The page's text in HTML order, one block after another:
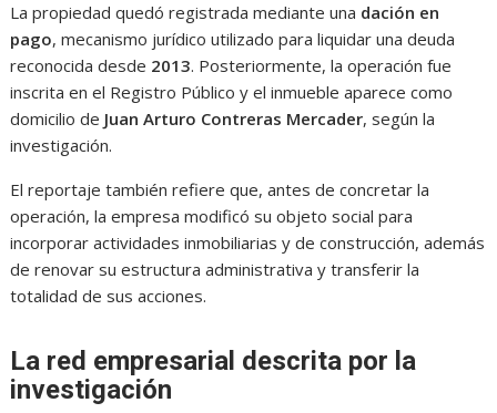
La propiedad quedó registrada mediante una dación en
pago, mecanismo jurídico utilizado para liquidar una deuda
reconocida desde 2013. Posteriormente, la operación fue
inscrita en el Registro Público y el inmueble aparece como
domicilio de Juan Arturo Contreras Mercader, según la
investigación.
El reportaje también refiere que, antes de concretar la
operación, la empresa modificó su objeto social para
incorporar actividades inmobiliarias y de construcción, además
de renovar su estructura administrativa y transferir la
totalidad de sus acciones.
La red empresarial descrita por la
investigación